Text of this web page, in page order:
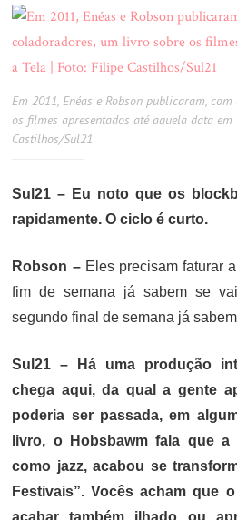
Em 2011, Enéas e Robson publicaram,
os filmes apresentados até aquela data
Castilhos/Sul21
Sul21 – Eu noto que os
rapidamente. O ciclo é curto.
Robson –Eles precisam faturar
fim de semana já sabem se
segundo final de semana já
Sul21 –
Há uma produção
chega aqui, da qual a gente
poderia ser passada, em
livro, o Hobsbawm fala que a
como jazz, acabou se
Festivais”. Vocês acham que
acabar também ilhado ou